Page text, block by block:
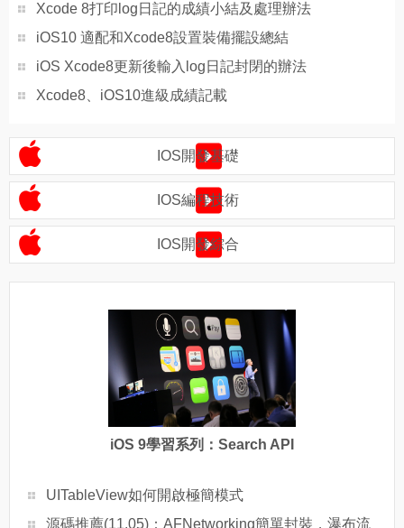
Xcode 8打印log日記的成績小結及處理辦法
iOS10 適配和Xcode8設置裝備擺設總結
iOS Xcode8更新後輸入log日記封閉的辦法
Xcode8、iOS10進級成績記載
IOS開發基礎
IOS編程技術
IOS開發綜合
iOS 9學習系列：Search API
UITableView如何開啟極簡模式
源碼推薦(11.05)：AFNetworking簡單封裝，瀑布流